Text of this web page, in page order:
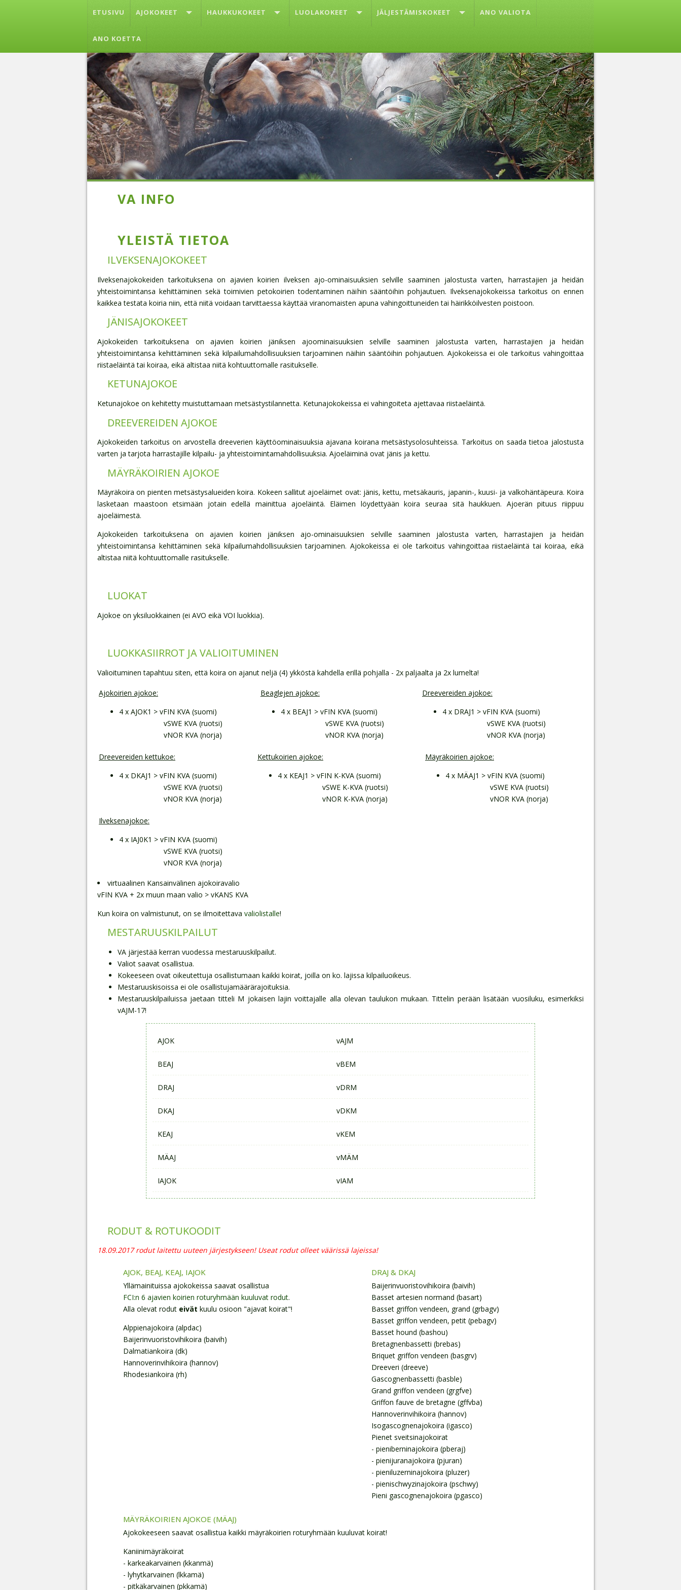
ETUSIVU AJOKOKEET HAUKKUKOKEET LUOLAKOKEET JÄLJESTÄMISKOKEET ANO VALIOTA
ANO KOETTA
VA INFO
YLEISTÄ TIETOA
ILVEKSENAJOKOKEET
Ilveksenajokokeiden tarkoituksena on ajavien koirien ilveksen ajo-ominaisuuksien selville saaminen jalostusta varten, harrastajien ja heidän
yhteistoimintansa kehittäminen sekä toimivien petokoirien todentaminen näihin sääntöihin pohjautuen. Ilveksenajokokeissa tarkoitus on ennen
kaikkea testata koiria niin, että niitä voidaan tarvittaessa käyttää viranomaisten apuna vahingoittuneiden tai häirikköilvesten poistoon.
JÄNISAJOKOKEET
Ajokokeiden tarkoituksena on ajavien koirien jäniksen ajoominaisuuksien selville saaminen jalostusta varten, harrastajien ja heidän
yhteistoimintansa kehittäminen sekä kilpailumahdollisuuksien tarjoaminen näihin sääntöihin pohjautuen. Ajokokeissa ei ole tarkoitus vahingoittaa
riistaeläintä tai koiraa, eikä altistaa niitä kohtuuttomalle rasitukselle.
KETUNAJOKOE
Ketunajokoe on kehitetty muistuttamaan metsästystilannetta. Ketunajokokeissa ei vahingoiteta ajettavaa riistaeläintä.
DREEVEREIDEN AJOKOE
Ajokokeiden tarkoitus on arvostella dreeverien käyttöominaisuuksia ajavana koirana metsästysolosuhteissa. Tarkoitus on saada tietoa jalostusta
varten ja tarjota harrastajille kilpailu- ja yhteistoimintamahdollisuuksia. Ajoeläiminä ovat jänis ja kettu.
MÄYRÄKOIRIEN AJOKOE
Mäyräkoira on pienten metsästysalueiden koira. Kokeen sallitut ajoeläimet ovat: jänis, kettu, metsäkauris, japanin-, kuusi- ja valkohäntäpeura. Koira
lasketaan maastoon etsimään jotain edellä mainittua ajoeläintä. Eläimen löydettyään koira seuraa sitä haukkuen. Ajoerän pituus riippuu
ajoeläimestä.
Ajokokeiden tarkoituksena on ajavien koirien jäniksen ajo-ominaisuuksien selville saaminen jalostusta varten, harrastajien ja heidän
yhteistoimintansa kehittäminen sekä kilpailumahdollisuuksien tarjoaminen. Ajokokeissa ei ole tarkoitus vahingoittaa riistaeläintä tai koiraa, eikä
altistaa niitä kohtuuttomalle rasitukselle.
LUOKAT
Ajokoe on yksiluokkainen (ei AVO eikä VOI luokkia).
LUOKKASIIRROT JA VALIOITUMINEN
Valioituminen tapahtuu siten, että koira on ajanut neljä (4) ykköstä kahdella erillä pohjalla - 2x paljaalta ja 2x lumelta!
Ajokoirien ajokoe:
4 x AJOK1 > vFIN KVA (suomi)
vSWE KVA (ruotsi)
vNOR KVA (norja)
Beaglejen ajokoe:
4 x BEAJ1 > vFIN KVA (suomi)
vSWE KVA (ruotsi)
vNOR KVA (norja)
Dreevereiden ajokoe:
4 x DRAJ1 > vFIN KVA (suomi)
vSWE KVA (ruotsi)
vNOR KVA (norja)
Dreevereiden kettukoe:
4 x DKAJ1 > vFIN KVA (suomi)
vSWE KVA (ruotsi)
vNOR KVA (norja)
Kettukoirien ajokoe:
4 x KEAJ1 > vFIN K-KVA (suomi)
vSWE K-KVA (ruotsi)
vNOR K-KVA (norja)
Mäyräkoirien ajokoe:
4 x MÄAJ1 > vFIN KVA (suomi)
vSWE KVA (ruotsi)
vNOR KVA (norja)
Ilveksenajokoe:
4 x IAJ0K1 > vFIN KVA (suomi)
vSWE KVA (ruotsi)
vNOR KVA (norja)
virtuaalinen Kansainvälinen ajokoiravalio
vFIN KVA + 2x muun maan valio > vKANS KVA
Kun koira on valmistunut, on se ilmoitettava valiolistalle!
MESTARUUSKILPAILUT
VA järjestää kerran vuodessa mestaruuskilpailut.
Valiot saavat osallistua.
Kokeeseen ovat oikeutettuja osallistumaan kaikki koirat, joilla on ko. lajissa kilpailuoikeus.
Mestaruuskisoissa ei ole osallistujamäärärajoituksia.
Mestaruuskilpailuissa jaetaan titteli M jokaisen lajin voittajalle alla olevan taulukon mukaan. Tittelin perään lisätään vuosiluku, esimerkiksi
vAJM-17!
AJOK vAJM
BEAJ vBEM
DRAJ vDRM
DKAJ vDKM
KEAJ vKEM
MÄAJ vMÄM
IAJOK vIAM
RODUT & ROTUKOODIT
18.09.2017 rodut laitettu uuteen järjestykseen! Useat rodut olleet väärissä lajeissa!
AJOK, BEAJ, KEAJ, IAJOK
Yllämainituissa ajokokeissa saavat osallistua
FCI:n 6 ajavien koirien roturyhmään kuuluvat rodut.
Alla olevat rodut eivät kuulu osioon "ajavat koirat"!
Alppienajokoira (alpdac)
Baijerinvuoristovihikoira (baivih)
Dalmatiankoira (dk)
Hannoverinvihikoira (hannov)
Rhodesiankoira (rh)
DRAJ & DKAJ
Baijerinvuoristovihikoira (baivih)
Basset artesien normand (basart)
Basset griffon vendeen, grand (grbagv)
Basset griffon vendeen, petit (pebagv)
Basset hound (bashou)
Bretagnenbassetti (brebas)
Briquet griffon vendeen (basgrv)
Dreeveri (dreeve)
Gascognenbassetti (basble)
Grand griffon vendeen (grgfve)
Griffon fauve de bretagne (gffvba)
Hannoverinvihikoira (hannov)
Isogascognenajokoira (igasco)
Pienet sveitsinajokoirat
- pieniberninajokoira (pberaj)
- pienijuranajokoira (pjuran)
- pieniluzerninajokoira (pluzer)
- pienischwyzinajokoira (pschwy)
Pieni gascognenajokoira (pgasco)
MÄYRÄKOIRIEN AJOKOE (MÄAJ)
Ajokokeeseen saavat osallistua kaikki mäyräkoirien roturyhmään kuuluvat koirat!
Kaniinimäyräkoirat
- karkeakarvainen (kkanmä)
- lyhytkarvainen (lkkamä)
- pitkäkarvainen (pkkamä)